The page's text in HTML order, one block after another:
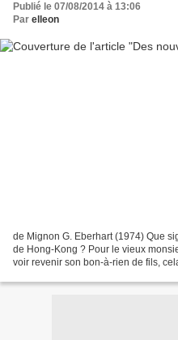
Publié le 07/08/2014 à 13:06
Par elleon
de Mignon G. Eberhart (1974) Que
de Hong-Kong ? Pour le vieux
voir revenir son bon-à-rien de fils,